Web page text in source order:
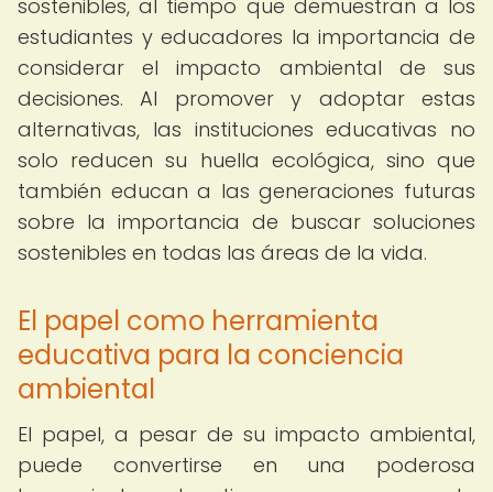
sostenibles, al tiempo que demuestran a los
estudiantes y educadores la importancia de
considerar el impacto ambiental de sus
decisiones. Al promover y adoptar estas
alternativas, las instituciones educativas no
solo reducen su huella ecológica, sino que
también educan a las generaciones futuras
sobre la importancia de buscar soluciones
sostenibles en todas las áreas de la vida.
El papel como herramienta
educativa para la conciencia
ambiental
El papel, a pesar de su impacto ambiental,
puede convertirse en una poderosa